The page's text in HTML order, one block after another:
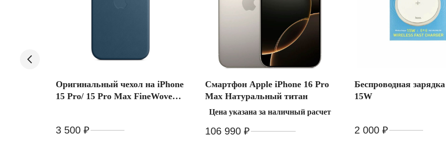
Оригинальный чехол на iPhone
15 Pro/ 15 Pro Max FineWoven
3 500 ₽7 000 ₽
Смартфон Apple iPhone 16 Pro
Max Натуральный титан
Цена указана за наличный расчет
106 990 ₽160 990 ₽
Беспроводная
15W
2 000 ₽3 000 ₽